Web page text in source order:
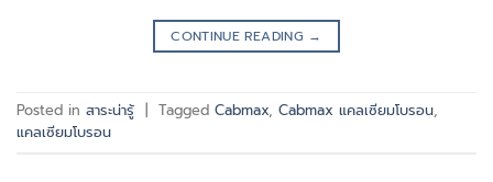
CONTINUE READING →
Posted in สาระน่ารู้ | Tagged Cabmax, Cabmax แคลเซียมโบรอน,
แคลเซียมโบรอน